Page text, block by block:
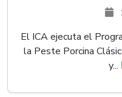
El ICA ejecuta el
la Peste Porcina
y...